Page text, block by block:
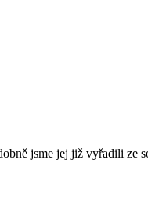
jsme jej již vyřadili ze